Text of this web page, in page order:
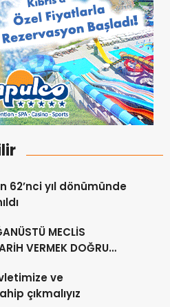
62’nci yıl dönümünde
MECLİS
VERMEK DOĞRU
ve
çıkmalıyız